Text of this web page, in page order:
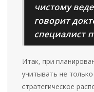
чистому
говорит
специалист
Итак, при
учитывать не
стратегическое